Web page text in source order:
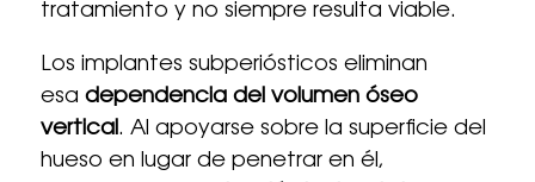
tratamiento y no siempre resulta viable.
Los implantes subperiósticos eliminan
esa dependencia del volumen óseo
vertical. Al apoyarse sobre la superficie del
hueso en lugar de penetrar en él,